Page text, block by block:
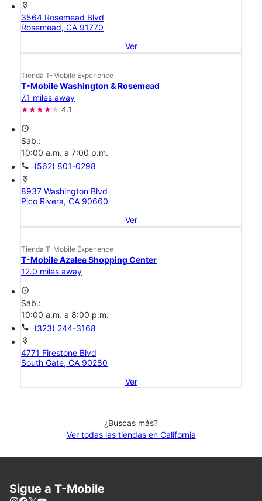
location_on
3564 Rosemead Blvd
Rosemead, CA 91770
Ver
Tienda T-Mobile Experience
T-Mobile Washington & Rosemead
7.1 miles away
4.1
access_time
Sáb.:
10:00 a.m. a 7:00 p.m.
call (562) 801-0298
location_on
8937 Washington Blvd
Pico Rivera, CA 90660
Ver
Tienda T-Mobile Experience
T-Mobile Azalea Shopping Center
12.0 miles away
access_time
Sáb.:
10:00 a.m. a 8:00 p.m.
call (323) 244-3168
location_on
4771 Firestone Blvd
South Gate, CA 90280
Ver
¿Buscas más?
Ver todas las tiendas en California